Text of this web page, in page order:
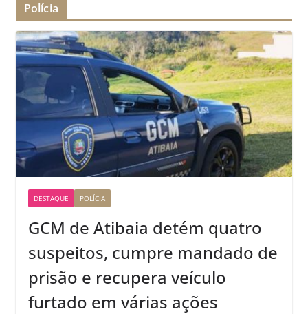
Polícia
DESTAQUE POLÍCIA
GCM de Atibaia detém quatro
suspeitos, cumpre mandado de
prisão e recupera veículo
furtado em várias ações